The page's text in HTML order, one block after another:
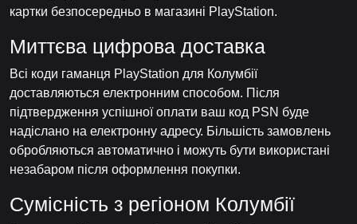
картки безпосередньо в магазині PlayStation.
Миттєва цифрова доставка
Всі коди гаманця PlayStation для Колумбії
доставляються електронним способом. Після
підтвердження успішної оплати ваш код PSN буде
надіслано на електронну адресу. Більшість замовлень
обробляються автоматично і можуть бути використані
незабаром після оформлення покупки.
Сумісність з регіоном Колумбії